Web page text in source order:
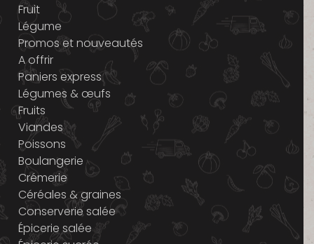
Fruit
Légume
Promos et nouveautés
A offrir
Paniers express
Légumes & œufs
Fruits
Viandes
Poissons
Boulangerie
Crémerie
Céréales & graines
Conserverie salée
Épicerie salée